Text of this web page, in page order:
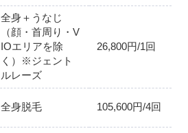
全身＋うなじ
（顔・首周り・V
IOエリアを除
く）※ジェント
ルレーズ
26,800円/1回
全身脱毛 105,600円/4回